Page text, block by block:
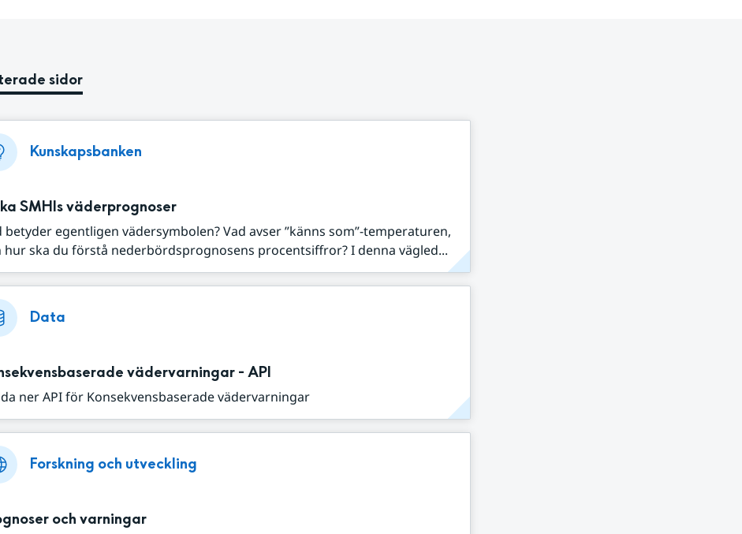
sidor
Kunskapsbanken
SMHIs väderprognoser
betyder egentligen vädersymbolen? Vad avser ”känns som”-temperaturen,
hur ska du förstå nederbördsprognosens procentsiffror? I denna vägled...
Data
vädervarningar - API
ner API för Konsekvensbaserade vädervarningar
Forskning och utveckling
och varningar